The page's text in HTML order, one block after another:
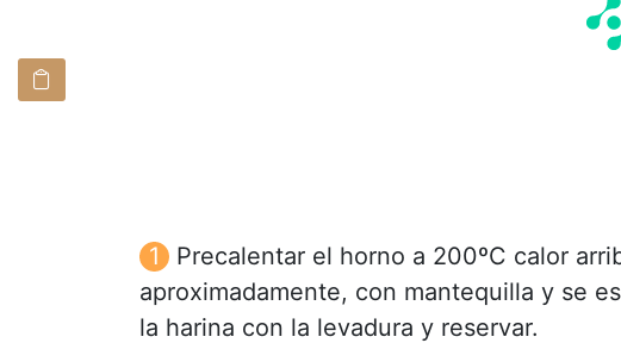
Precalentar el horno a 200ºC calor
aproximadamente, con mantequilla y se
la harina con la levadura y reservar.